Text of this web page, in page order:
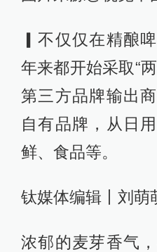
▎不仅仅在精酿
年来都开始采取“
第三方品牌输出
自有品牌，从日
鲜、食品等。
钛媒体编辑丨刘萌
浓郁的麦芽香气